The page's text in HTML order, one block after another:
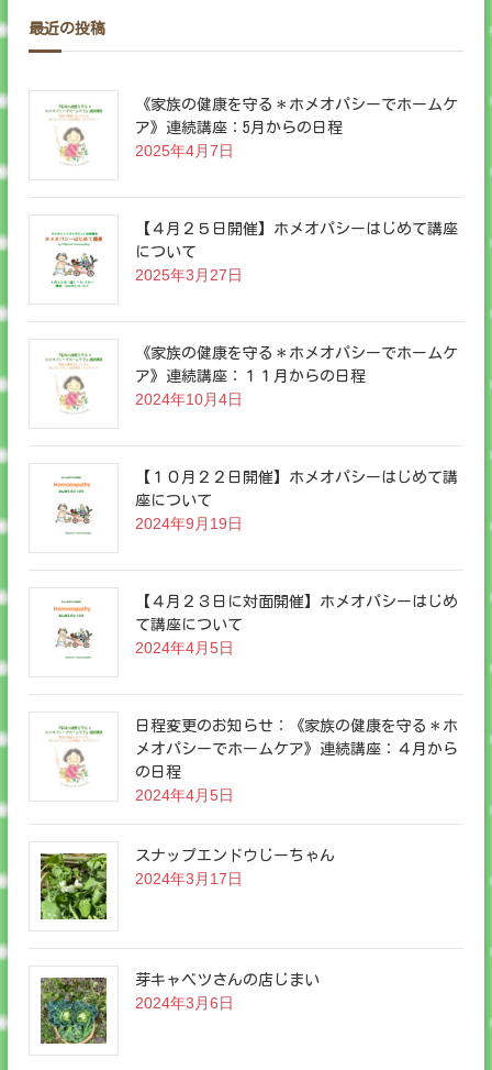
稿
ナ
ビ
ゲ
ー
シ
ョ
ン
最近の投稿
《家族の健康を守る＊ホメオパシーでホームケ
ア》連続講座：5月からの日程
2025年4月7日
【４月２５日開催】ホメオパシーはじめて講座
について
2025年3月27日
《家族の健康を守る＊ホメオパシーでホームケ
ア》連続講座：１１月からの日程
2024年10月4日
【１０月２２日開催】ホメオパシーはじめて講
座について
2024年9月19日
【４月２３日に対面開催】ホメオパシーはじめ
て講座について
2024年4月5日
日程変更のお知らせ：《家族の健康を守る＊ホ
メオパシーでホームケア》連続講座：４月から
の日程
2024年4月5日
スナップエンドウじーちゃん
2024年3月17日
芽キャベツさんの店じまい
2024年3月6日